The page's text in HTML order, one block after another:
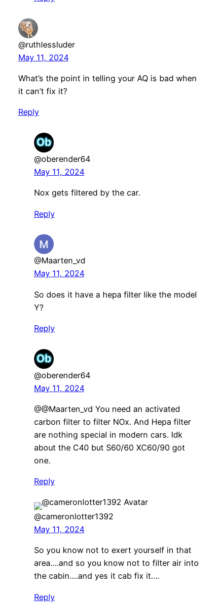
@ruthlessluder
May 11, 2024
What’s the point in telling your AQ is bad when
it can’t fix it?
Reply
@oberender64
May 11, 2024
Nox gets filtered by the car.
Reply
@Maarten_vd
May 11, 2024
So does it have a hepa filter like the model
Y?
Reply
@oberender64
May 11, 2024
@@Maarten_vd You need an activated
carbon filter to filter NOx. And Hepa filter
are nothing special in modern cars. Idk
about the C40 but S60/60 XC60/90 got
one.
Reply
@cameronlotter1392
May 11, 2024
So you know not to exert yourself in that
area….and so you know not to filter air into
the cabin….and yes it cab fix it….
Reply